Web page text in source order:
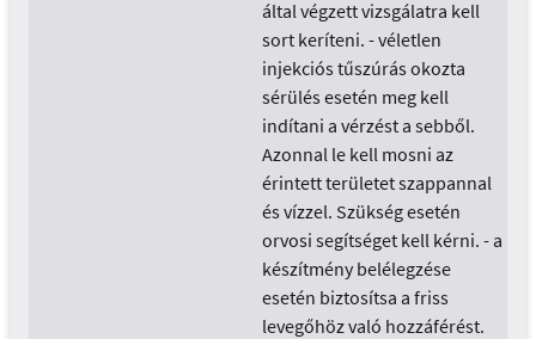
által végzett vizsgálatra kell
sort keríteni. - véletlen
injekciós tűszúrás okozta
sérülés esetén meg kell
indítani a vérzést a sebből.
Azonnal le kell mosni az
érintett területet szappannal
és vízzel. Szükség esetén
orvosi segítséget kell kérni. - a
készítmény belélegzése
esetén biztosítsa a friss
levegőhöz való hozzáférést.